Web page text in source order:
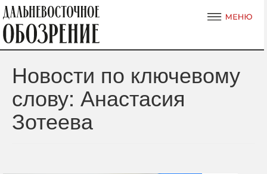
Новости по ключевому
слову: Анастасия
Зотеева